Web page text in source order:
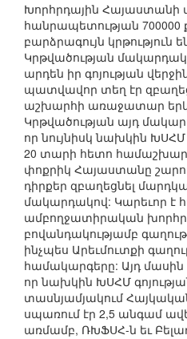
Խորհրդային Հայաստանի
հանրապետության
բարձրագույն կրթություն
Կրթվածության
արդեն իր գոյության
պատվավոր տեղ էր
աշխարհի առաջատար
Կրթվածության այդ
որ նույնիսկ նախկին
20 տարի հետո
փոքրիկ Հայաստանը
դիրքեր զբաղեցնել
մակարդակով: Կարեւոր է
ամբողջատիրական
բովանդակությամբ
ինչպես Արեւմուտքի
համակարգերը: Այդ մասին
որ նախկին ԽՍՀՄ
տասնյամյակում
սպառում էր 2,5 անգամ
առմամբ, ՌԽՖՍՀ-ն եւ